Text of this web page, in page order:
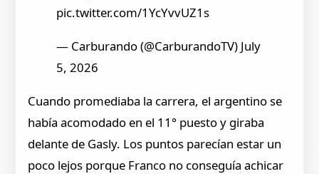
pic.twitter.com/1YcYvvUZ1s
— Carburando (@CarburandoTV) July
5, 2026
Cuando promediaba la carrera, el argentino se
había acomodado en el 11° puesto y giraba
delante de Gasly. Los puntos parecían estar un
poco lejos porque Franco no conseguía achicar